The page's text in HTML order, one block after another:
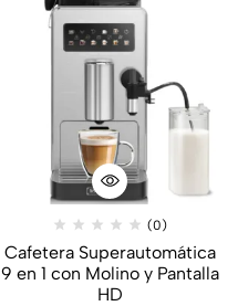
(0)
Cafetera Superautomática
9 en 1 con Molino y Pantalla
HD